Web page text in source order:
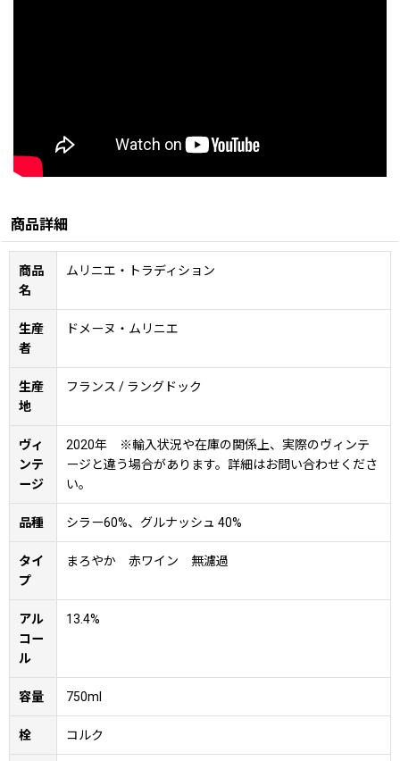
商品詳細
商品
名
ムリニエ・トラディション
生産
者
ドメーヌ・ムリニエ
生産
地
フランス / ラングドック
ヴィ
ンテ
ージ
2020年 ※輸入状況や在庫の関係上、実際のヴィンテ
ージと違う場合があります。詳細はお問い合わせくださ
い。
品種 シラー60%、グルナッシュ 40%
タイ
プ
まろやか 赤ワイン 無濾過
アル
コー
ル
13.4%
容量 750ml
栓 コルク